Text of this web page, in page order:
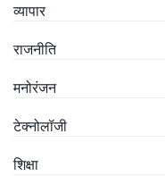
व्यापार
राजनीति
मनोरंजन
टेक्नोलॉजी
शिक्षा